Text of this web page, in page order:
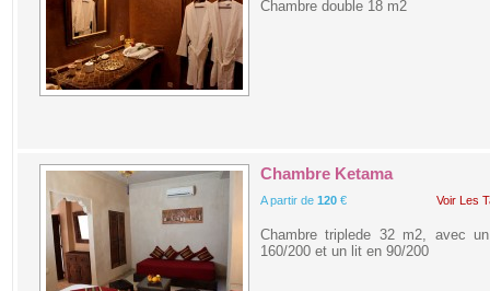
Chambre double 18 m2
Chambre Ketama
A partir de 120 € Voir Les
Chambre triplede 32 m2, avec
160/200 et un lit en 90/200